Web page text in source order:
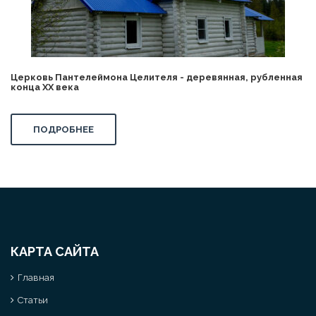
Церковь Пантелеймона Целителя - деревянная, рубленная
конца XX века
ПОДРОБНЕЕ
КАРТА САЙТА
Главная
Статьи